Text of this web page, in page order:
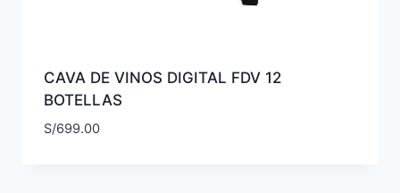
CAVA DE VINOS DIGITAL FDV 12
BOTELLAS
S/699.00